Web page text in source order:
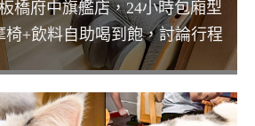
橋府中旗艦店，24小時包廂型
椅+飲料自助喝到飽，討論行程